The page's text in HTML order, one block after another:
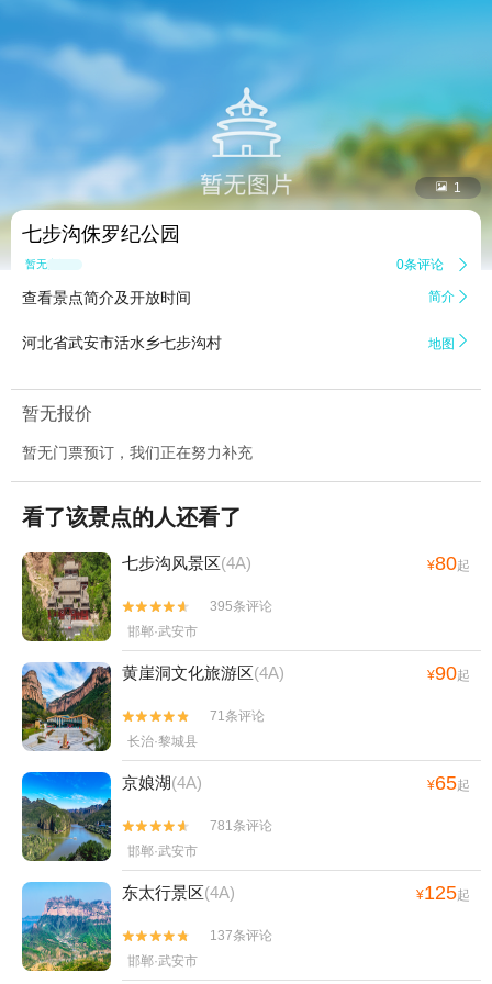
 1
七步沟侏罗纪公园
暂无点评 0条评论 
查看景点简介及开放时间 简介 
河北省武安市活水乡七步沟村 地图 
暂无报价
暂无门票预订，我们正在努力补充
看了该景点的人还看了
七步沟风景区(4A) ¥80起


395条评论
邯郸·武安市
黄崖洞文化旅游区(4A) ¥90起


71条评论
长治·黎城县
京娘湖(4A) ¥65起


781条评论
邯郸·武安市
东太行景区(4A) ¥125起


137条评论
邯郸·武安市